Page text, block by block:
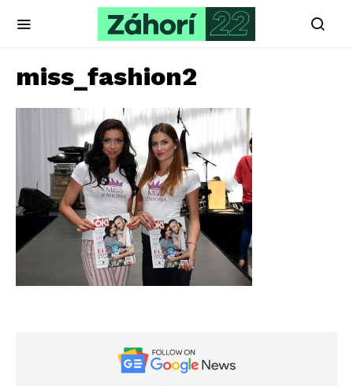
miss_fashion2